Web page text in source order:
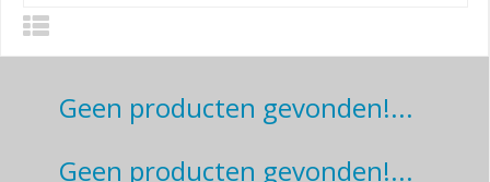
Geen producten gevonden!...
Geen producten gevonden!...